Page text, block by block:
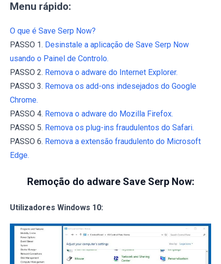
Menu rápido:
O que é Save Serp Now?
PASSO 1. Desinstale a aplicação de Save Serp Now
usando o Painel de Controlo.
PASSO 2. Remova o adware do Internet Explorer.
PASSO 3. Remova os add-ons indesejados do Google
Chrome.
PASSO 4. Remova o adware do Mozilla Firefox.
PASSO 5. Remova os plug-ins fraudulentos do Safari.
PASSO 6. Remova a extensão fraudulento do Microsoft
Edge.
Remoção do adware Save Serp Now:
Utilizadores Windows 10: